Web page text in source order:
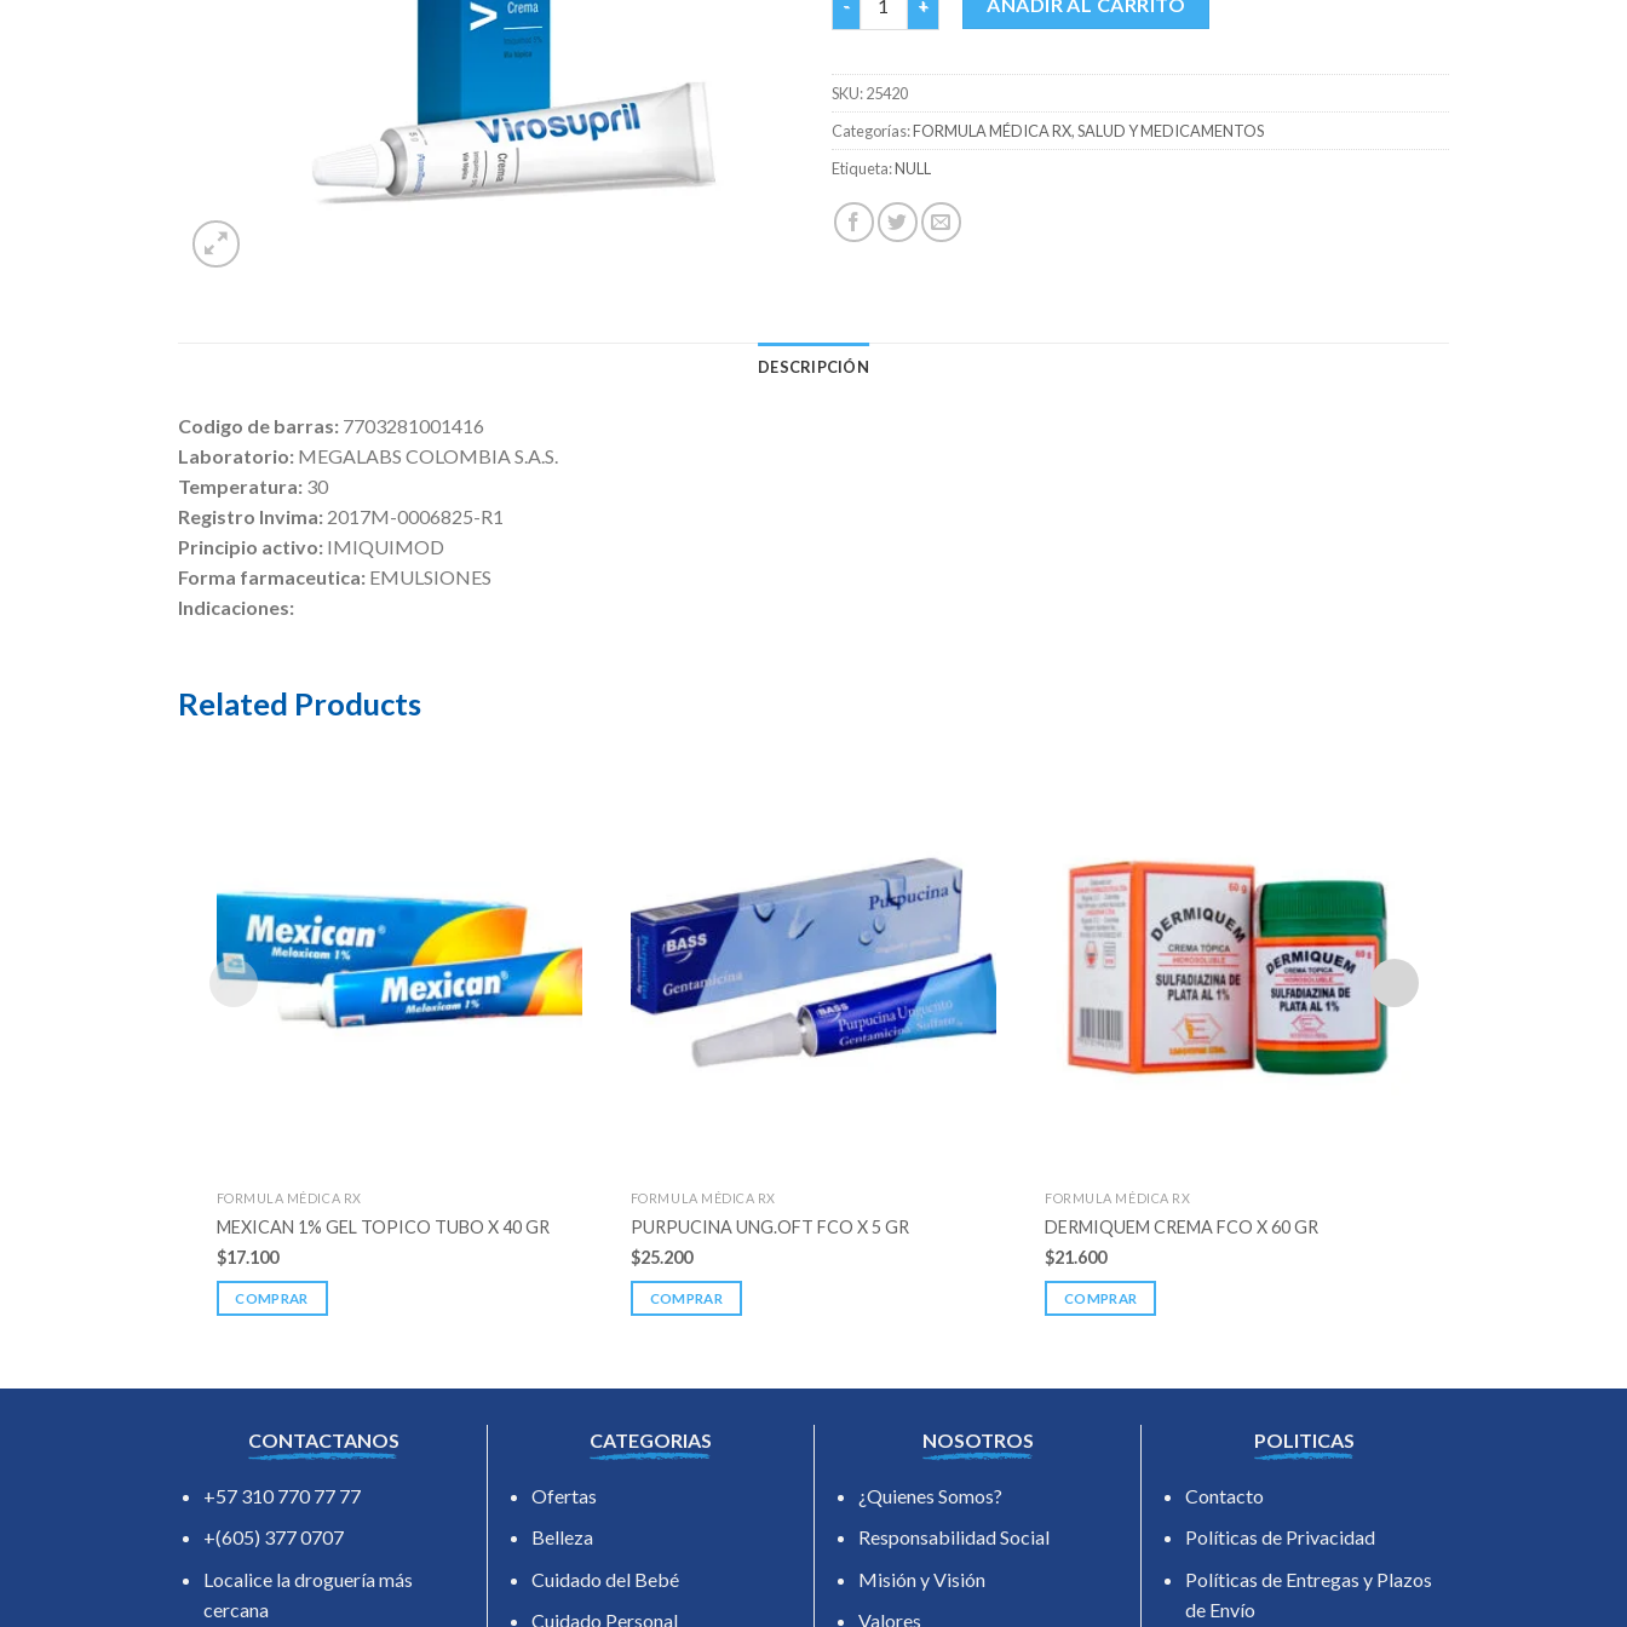
AÑADIR AL CARRITO
SKU:25420
Categorías:FORMULA MÉDICA RX,SALUD Y MEDICAMENTOS
Etiqueta:NULL
DESCRIPCIÓN
Codigo de barras: 7703281001416
Laboratorio: MEGALABS COLOMBIA S.A.S.
Temperatura: 30
Registro Invima: 2017M-0006825-R1
Principio activo: IMIQUIMOD
Forma farmaceutica: EMULSIONES
Indicaciones:
Related Products
FORMULA MÉDICA RX
MEXICAN 1% GEL TOPICO TUBO X 40 GR
$17.100
COMPRAR
FORMULA MÉDICA RX
PURPUCINA UNG.OFT FCO X 5 GR
$25.200
COMPRAR
FORMULA MÉDICA RX
DERMIQUEM CREMA FCO X 60 GR
$21.600
COMPRAR
CONTACTANOS
+57 310 770 77 77
+(605) 377 0707
Localice la droguería más
cercana
CATEGORIAS
Ofertas
Belleza
Cuidado del Bebé
Cuidado Personal
NOSOTROS
¿Quienes Somos?
Responsabilidad Social
Misión y Visión
Valores
POLITICAS
Contacto
Políticas de Privacidad
Políticas de Entregas y Plazos
de Envío